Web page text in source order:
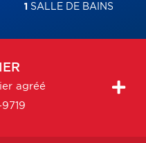
1 SALLE DE BAINS
agréé
9719